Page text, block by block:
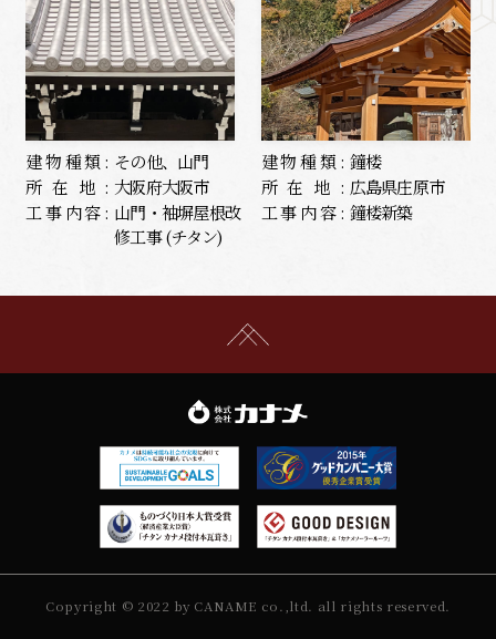
建物種類: その他、山門
所在地: 大阪府大阪市
工事内容: 山門・袖塀屋根改
修工事 (チタン)
建物種類: 鐘楼
所在地: 広島県庄原市
工事内容: 鐘楼新築
Copyright © 2022 by CANAME co.,ltd. all rights reserved.